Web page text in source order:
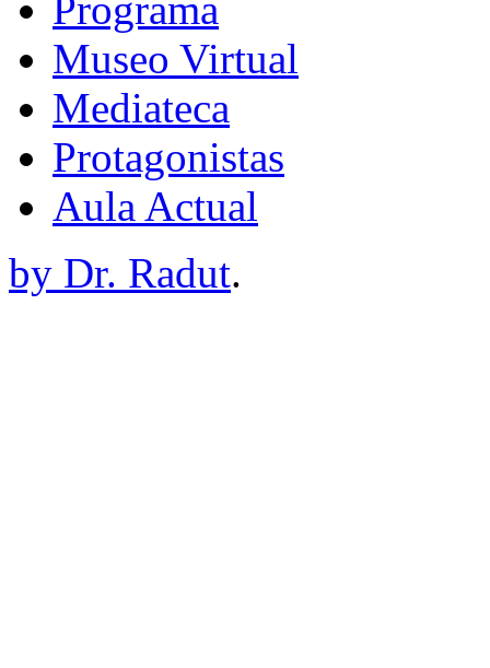
Museo Virtual
Mediateca
Protagonistas
Aula Actual
by Dr. Radut.